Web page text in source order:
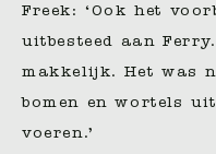
Freek: ‘Ook het
uitbesteed aan
makkelijk. Het was
bomen en wortels
voeren.’